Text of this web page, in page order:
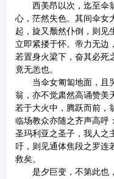
西美昂以次，迄至伞翁
心，茫然失色。其间伞女
起，旋又颓然仆倒，则见
立即紧搂于怀。帝力无边
若置身火梁下，奋其必死
竟无恙也。
当伞女匍匐地面，且哭
翁，亦不觉肃然高诵赞美
若于大火中，腾跃而前，
临场教众亦随之齐声高呼
圣玛利亚之圣子，我人之
吁，则见通体焦段之罗连
救矣。
是夕巨变，不第此也，